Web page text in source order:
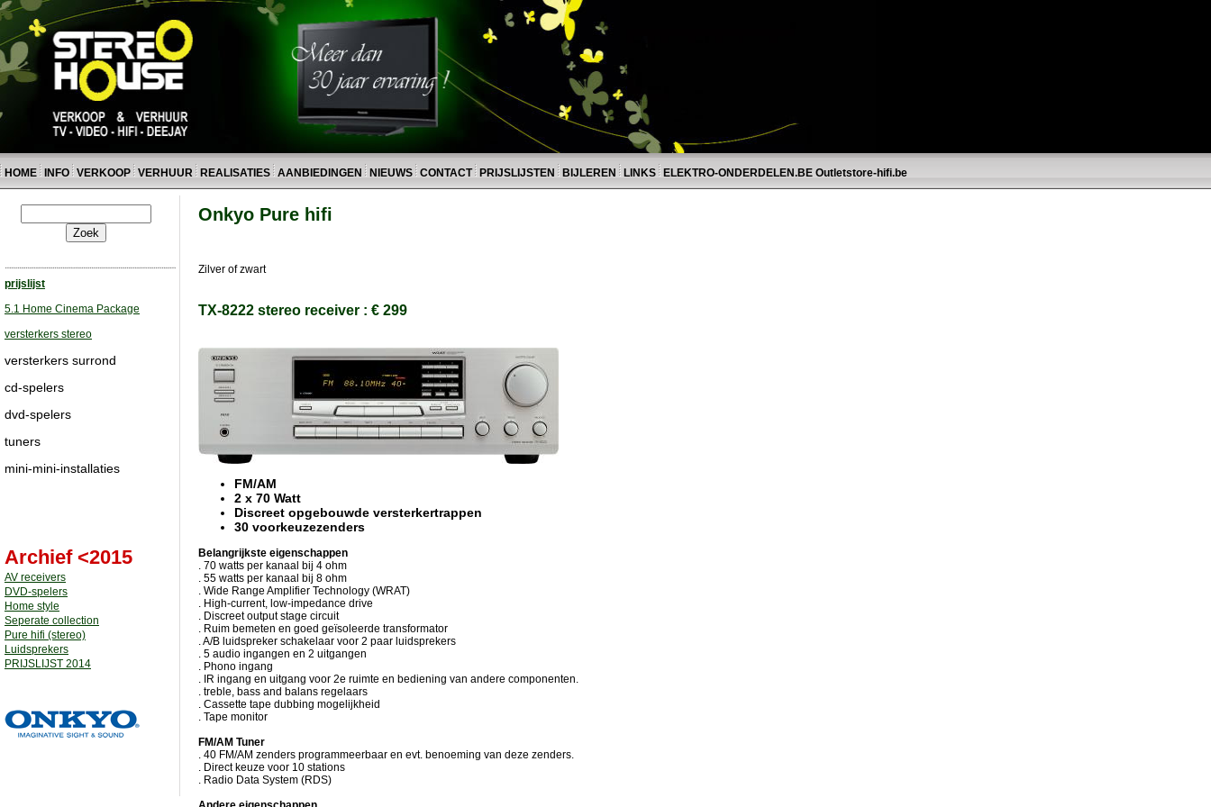
HOME INFO VERKOOP VERHUUR REALISATIES AANBIEDINGEN NIEUWS CONTACT PRIJSLIJSTEN BIJLEREN LINKS ELEKTRO-ONDERDELEN.BE Outletstore-hifi.be
prijslijst
5.1 Home Cinema Package
versterkers stereo
versterkers surrond
cd-spelers
dvd-spelers
tuners
mini-mini-installaties
Archief <2015
AV receivers
DVD-spelers
Home style
Seperate collection
Pure hifi (stereo)
Luidsprekers
PRIJSLIJST 2014
Onkyo Pure hifi
Zilver of zwart
TX-8222 stereo receiver : € 299
FM/AM
2 x 70 Watt
Discreet opgebouwde versterkertrappen
30 voorkeuzezenders
Belangrijkste eigenschappen
. 70 watts per kanaal bij 4 ohm
. 55 watts per kanaal bij 8 ohm
. Wide Range Amplifier Technology (WRAT)
. High-current, low-impedance drive
. Discreet output stage circuit
. Ruim bemeten en goed geïsoleerde transformator
. A/B luidspreker schakelaar voor 2 paar luidsprekers
. 5 audio ingangen en 2 uitgangen
. Phono ingang
. IR ingang en uitgang voor 2e ruimte en bediening van andere componenten.
. treble, bass and balans regelaars
. Cassette tape dubbing mogelijkheid
. Tape monitor
FM/AM Tuner
. 40 FM/AM zenders programmeerbaar en evt. benoeming van deze zenders.
. Direct keuze voor 10 stations
. Radio Data System (RDS)